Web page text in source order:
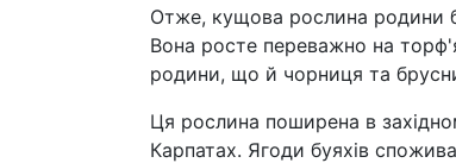
Отже, кущова рослина родини
Вона росте переважно на
родини, що й чорниця та
Ця рослина поширена в
Карпатах. Ягоди буяхів